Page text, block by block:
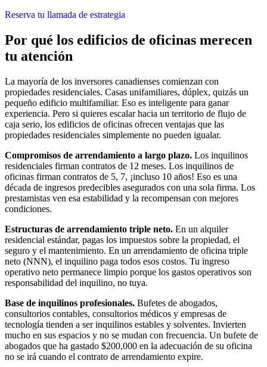
Reserva tu llamada de estrategia
Por qué los edificios de oficinas merecen
tu atención
La mayoría de los inversores canadienses comienzan con
propiedades residenciales. Casas unifamiliares, dúplex, quizás un
pequeño edificio multifamiliar. Eso es inteligente para ganar
experiencia. Pero si quieres escalar hacia un territorio de flujo de
caja serio, los edificios de oficinas ofrecen ventajas que las
propiedades residenciales simplemente no pueden igualar.
Compromisos de arrendamiento a largo plazo. Los inquilinos
residenciales firman contratos de 12 meses. Los inquilinos de
oficinas firman contratos de 5, 7, ¡incluso 10 años! Eso es una
década de ingresos predecibles asegurados con una sola firma. Los
prestamistas ven esa estabilidad y la recompensan con mejores
condiciones.
Estructuras de arrendamiento triple neto. En un alquiler
residencial estándar, pagas los impuestos sobre la propiedad, el
seguro y el mantenimiento. En un arrendamiento de oficina triple
neto (NNN), el inquilino paga todos esos costos. Tu ingreso
operativo neto permanece limpio porque los gastos operativos son
responsabilidad del inquilino, no tuya.
Base de inquilinos profesionales. Bufetes de abogados,
consultorios contables, consultorios médicos y empresas de
tecnología tienden a ser inquilinos estables y solventes. Invierten
mucho en sus espacios y no se mudan con frecuencia. Un bufete de
abogados que ha gastado $200,000 en la adecuación de su oficina
no se irá cuando el contrato de arrendamiento expire.